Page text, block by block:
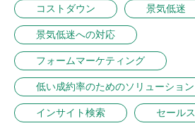
コストダウン 景気低迷
景気低迷への対応
フォームマーケティング
低い成約率のためのソリューション
インサイト検索 セールス